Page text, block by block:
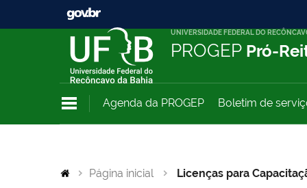
UNIVERSIDADE FEDERAL DO
PROGEP Pró-
Agenda da PROGEP Boletim de
Página inicial Licenças para